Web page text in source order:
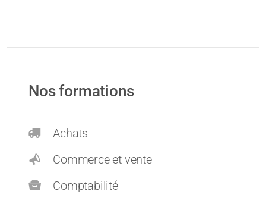
Nos formations
Achats
Commerce et vente
Comptabilité